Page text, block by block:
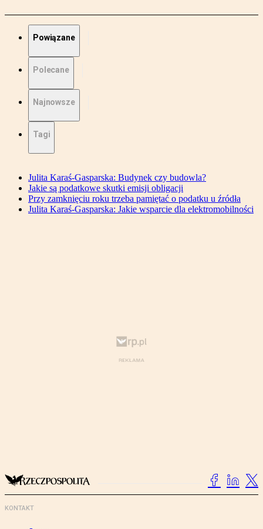
Powiązane
Polecane
Najnowsze
Tagi
Julita Karaś-Gasparska: Budynek czy budowla?
Jakie są podatkowe skutki emisji obligacji
Przy zamknięciu roku trzeba pamiętać o podatku u źródła
Julita Karaś-Gasparska: Jakie wsparcie dla elektromobilności
KONTAKT